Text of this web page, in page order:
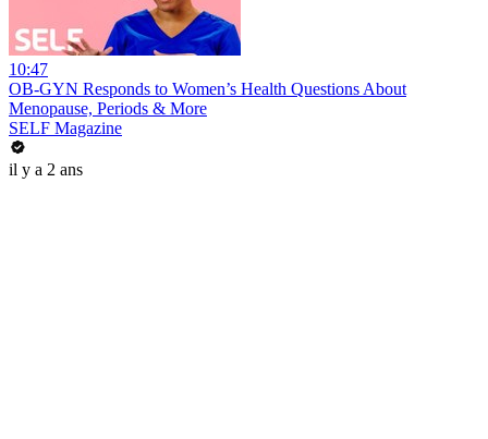
10:47
OB-GYN Responds to Women’s Health Questions About
Menopause, Periods & More
SELF Magazine
il y a 2 ans